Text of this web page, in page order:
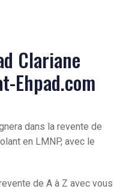
Clariane
Ehpad.com
dans la revente de
en LMNP, avec le
de A à Z avec vous